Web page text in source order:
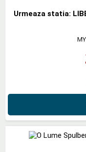
Urmeaza statia: